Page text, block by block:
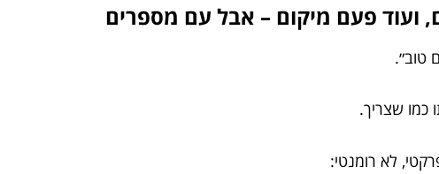
ועוד פעם מיקום – אבל עם מספרים
טוב״.
כמו שצריך.
לא רומנטי: